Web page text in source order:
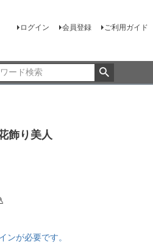
ログイン 会員登録 ご利用ガイド
飾り美人
ンが必要です。